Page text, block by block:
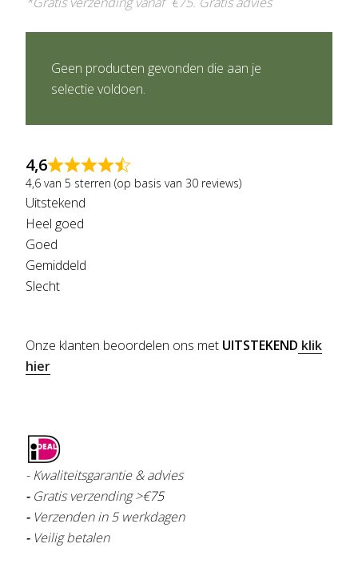
Geen producten gevonden die aan je
selectie voldoen.
4,6
4,6 van 5 sterren (op basis van 30 reviews)
Uitstekend
Heel goed
Goed
Gemiddeld
Slecht
Onze klanten beoordelen ons met UITSTEKEND klik
hier
- Kwaliteitsgarantie & advies
- Gratis verzending >€75
- Verzenden in 5 werkdagen
- Veilig betalen